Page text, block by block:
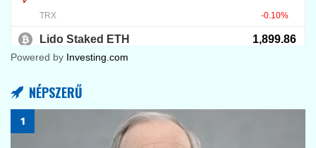
Powered by Investing.com
NÉPSZERŰ